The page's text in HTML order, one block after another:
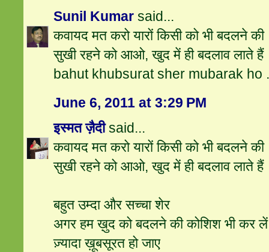
Sunil Kumar said...
कवायद मत करो यारों किसी को भी बदलने की
सुखी रहने को आओ, खुद में ही बदलाव लाते हैं
bahut khubsurat sher mubarak ho
June 6, 2011 at 3:29 PM
इस्मत ज़ैदीsaid...
कवायद मत करो यारों किसी को भी बदलने की
सुखी रहने को आओ, खुद में ही बदलाव लाते हैं
बहुत उम्दा और सच्चा शेर
अगर हम ख़ुद को बदलने की कोशिश भी कर
ज़्यादा ख़ूबसूरत हो जाए